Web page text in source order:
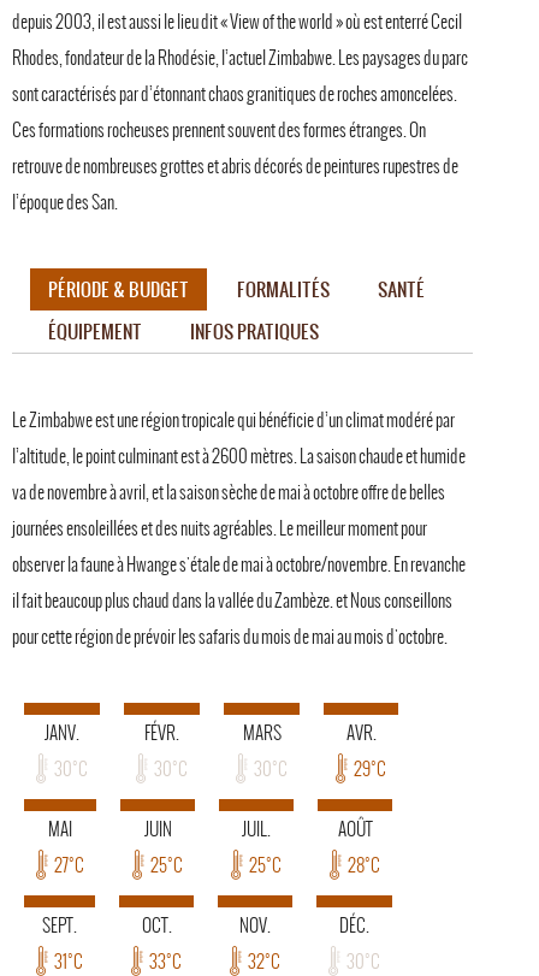
depuis 2003, il est aussi le lieu dit « View of the world » où est enterré Cecil
Rhodes, fondateur de la Rhodésie, l’actuel Zimbabwe. Les paysages du parc
sont caractérisés par d’étonnant chaos granitiques de roches amoncelées.
Ces formations rocheuses prennent souvent des formes étranges. On
retrouve de nombreuses grottes et abris décorés de peintures rupestres de
l’époque des San.
PÉRIODE & BUDGET FORMALITÉS
SANTÉ
ÉQUIPEMENT
INFOS PRATIQUES
Le Zimbabwe est une région tropicale qui bénéficie d’un climat modéré par
l’altitude, le point culminant est à 2600 mètres. La saison chaude et humide
va de novembre à avril, et la saison sèche de mai à octobre offre de belles
journées ensoleillées et des nuits agréables. Le meilleur moment pour
observer la faune à Hwange s'étale de mai à octobre/novembre. En revanche
il fait beaucoup plus chaud dans la vallée du Zambèze. et Nous conseillons
pour cette région de prévoir les safaris du mois de mai au mois d'octobre.
JANV.
30°C
FÉVR.
30°C
MARS
30°C
AVR.
29°C
MAI
27°C
JUIN
25°C
JUIL.
25°C
AOÛT
28°C
SEPT.
31°C
OCT.
33°C
NOV.
32°C
DÉC.
30°C